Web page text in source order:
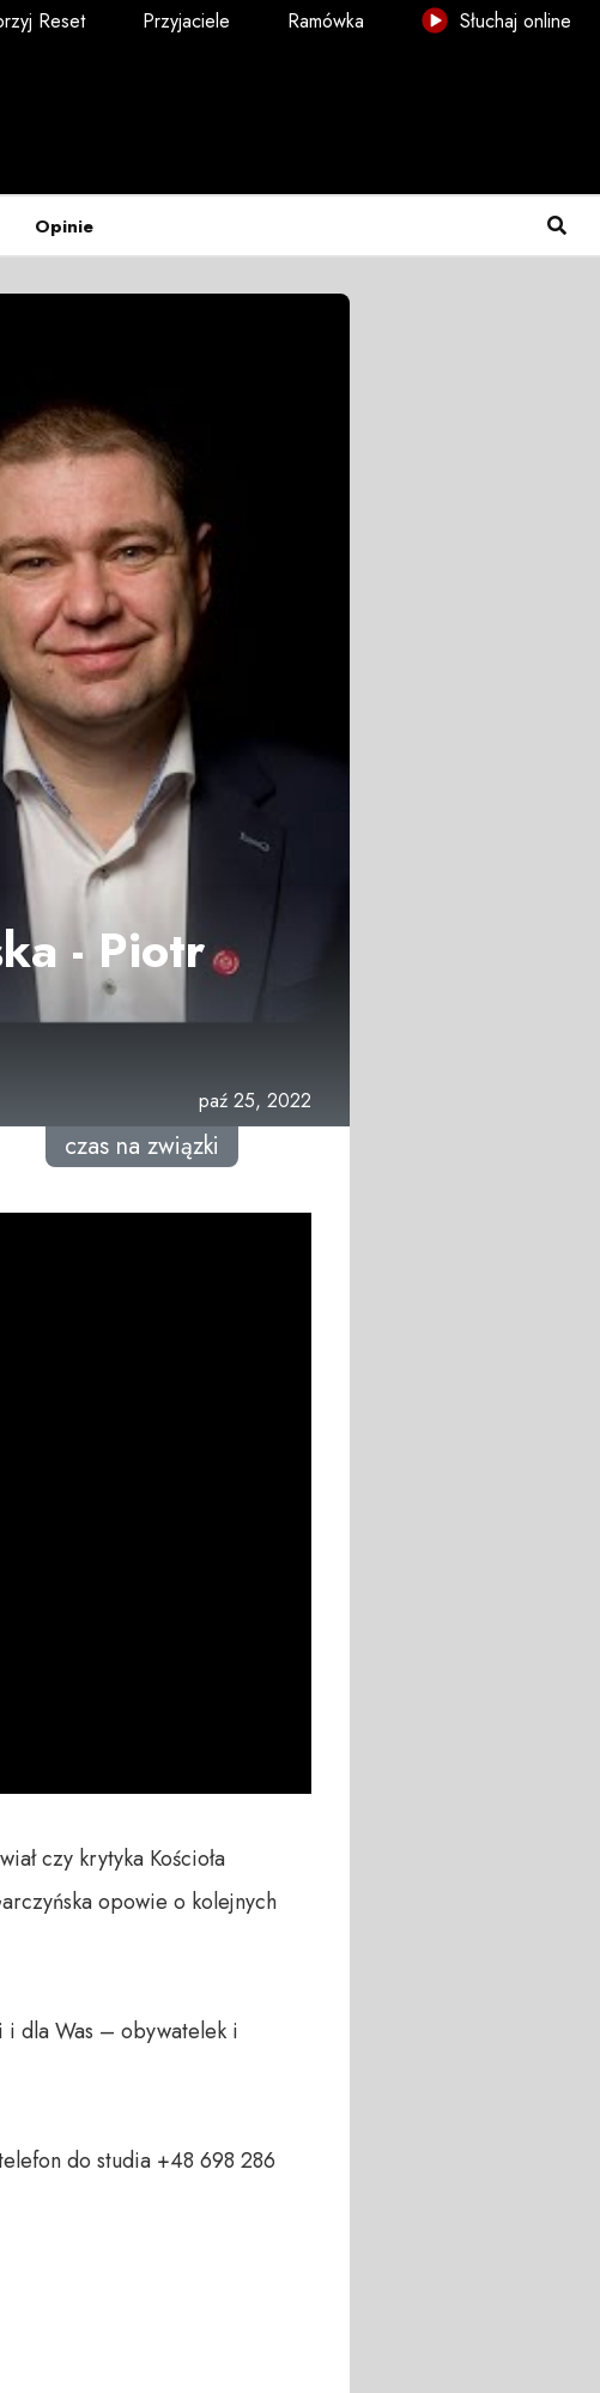
Reset Przyjaciele Ramówka Słuchaj online
Opinie
- Piotr
paź 25, 2022
czas na związki
czy krytyka Kościoła
opowie o kolejnych
i dla Was – obywatelek i
do studia +48 698 286